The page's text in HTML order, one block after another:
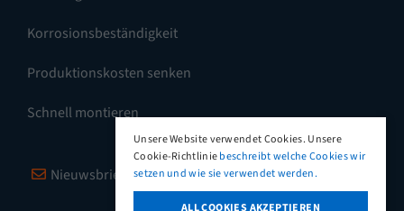
Korrosionsbeständigkeit
Produktionskosten senken
Schnell montieren
Nieuwsbrief Vimeo LinkedIn
Unsere Website verwendet Cookies. Unsere
Cookie-Richtliniebeschreibt welche Cookies wir
setzen und wie sie verwendet werden.
ALL COOKIES AKZEPTIEREN